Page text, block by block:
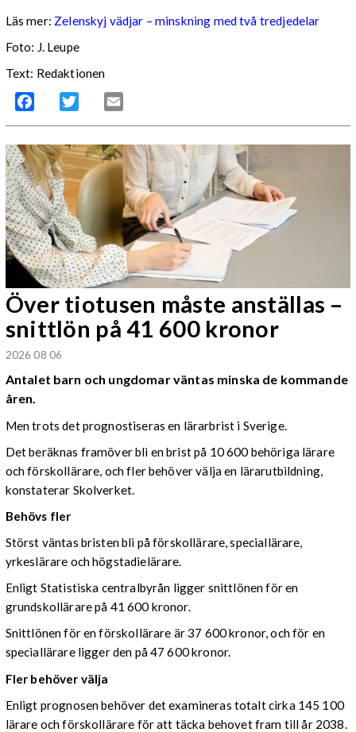
Läs mer: Zelenskyj vädjar – minskning med två tredjedelar
Foto: J. Leupe
Text: Redaktionen
Facebook Twitter
Över tiotusen måste anställas –
snittlön på 41 600 kronor
2026 08 06
Antalet barn och ungdomar väntas minska de kommande
åren.
Men trots det prognostiseras en lärarbrist i Sverige.
Det beräknas framöver bli en brist på 10 600 behöriga lärare
och förskollärare, och fler behöver välja en lärarutbildning,
konstaterar Skolverket.
Behövs fler
Störst väntas bristen bli på förskollärare, speciallärare,
yrkeslärare och högstadielärare.
Enligt Statistiska centralbyrån ligger snittlönen för en
grundskollärare på 41 600 kronor.
Snittlönen för en förskollärare är 37 600 kronor, och för en
speciallärare ligger den på 47 600 kronor.
Fler behöver välja
Enligt prognosen behöver det examineras totalt cirka 145 100
lärare och förskollärare för att täcka behovet fram till år 2038.